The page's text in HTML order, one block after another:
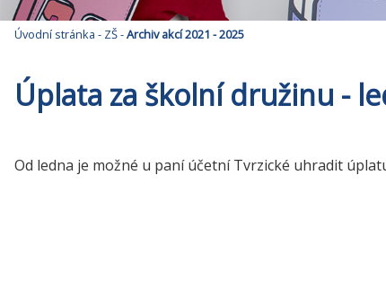
Úvodní stránka - ZŠ-Archiv akcí 2021 - 2025
Úplata za školní družinu -
Od ledna je možné u paní účetní Tvrzické uhradit